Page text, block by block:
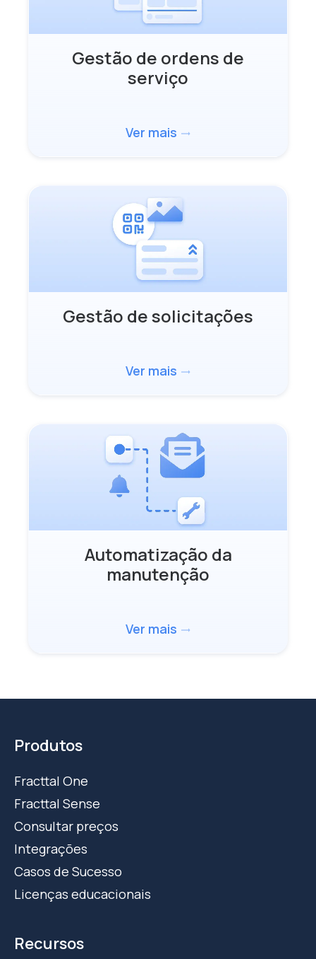
Gestão de ordens de
serviço
Ver mais trending_flat
Gestão de solicitações
Ver mais trending_flat
Automatização da
manutenção
Ver mais trending_flat
Produtos
Fracttal One
Fracttal Sense
Consultar preços
Integrações
Casos de Sucesso
Licenças educacionais
Recursos